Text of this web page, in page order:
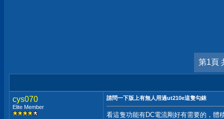
第1頁
cys070
Elite Member
請問一下版上有無人用過ut210e這隻勾錶
看這隻功能有DC電流剛好有需要的，體